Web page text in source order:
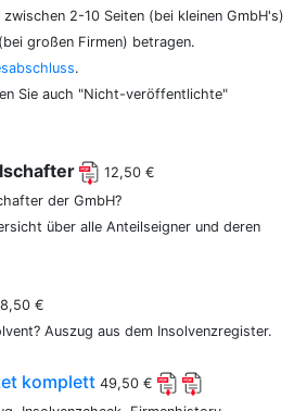
2-10 Seiten (bei kleinen GmbH's)
großen Firmen) betragen.
.
Sie auch "Nicht-veröffentlichte"
12,50 €
der GmbH?
über alle Anteilseigner und deren
8,50 €
Auszug aus dem Insolvenzregister.
komplett 49,50 €